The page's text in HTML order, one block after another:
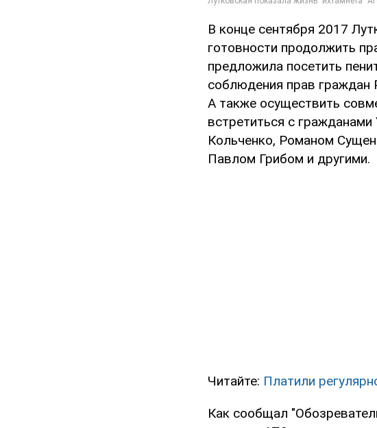
В конце сентября 2017
готовности продолжить
предложила посетить
соблюдения прав граждан
А также осуществить
встретиться с
Кольченко, Романом
Павлом Грибом и другими.
Читайте: Платили
Как сообщал